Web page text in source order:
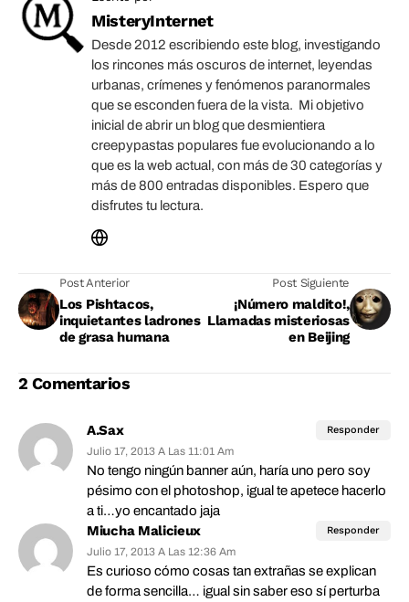
MisteryInternet
Desde 2012 escribiendo este blog, investigando
los rincones más oscuros de internet, leyendas
urbanas, crímenes y fenómenos paranormales
que se esconden fuera de la vista. Mi objetivo
inicial de abrir un blog que desmientiera
creepypastas populares fue evolucionando a lo
que es la web actual, con más de 30 categorías y
más de 800 entradas disponibles. Espero que
disfrutes tu lectura.
Post Anterior
Los Pishtacos,
inquietantes ladrones
de grasa humana
Post Siguiente
¡Número maldito!,
Llamadas misteriosas
en Beijing
2 Comentarios
A.Sax
Julio 17, 2013 A Las 11:01 Am
No tengo ningún banner aún, haría uno pero soy
pésimo con el photoshop, igual te apetece hacerlo
a ti…yo encantado jaja
Responder
Miucha Malicieux
Julio 17, 2013 A Las 12:36 Am
Es curioso cómo cosas tan extrañas se explican
de forma sencilla… igual sin saber eso sí perturba
Responder